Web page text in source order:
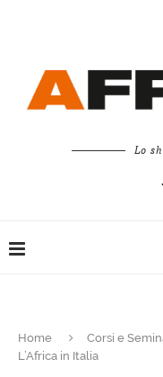
Lo
Home Corsi e
L’Africa in Italia